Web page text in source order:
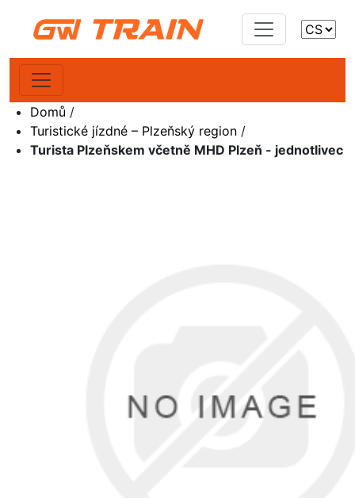
Domů /
Turistické jízdné – Plzeňský region /
Turista Plzeňskem včetně MHD Plzeň - jednotlivec